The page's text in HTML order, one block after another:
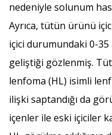
nedeniyle solunum
Ayrıca, tütün ürünü
içici durumundaki 0-35
geliştiği gözlenmiş.
lenfoma (HL) isimli lenf
ilişki saptandığı da
içenler ile eski içiciler